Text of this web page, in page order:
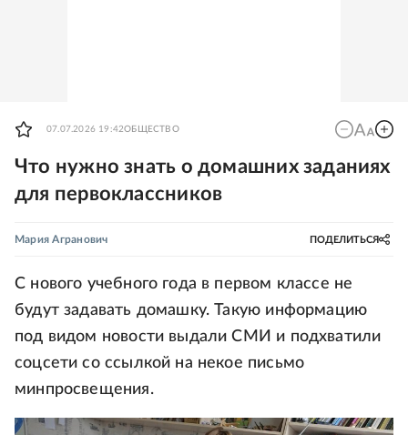
07.07.2026 19:42ОБЩЕСТВО
Что нужно знать о домашних заданиях
для первоклассников
Мария Агранович ПОДЕЛИТЬСЯ
С нового учебного года в первом классе не
будут задавать домашку. Такую информацию
под видом новости выдали СМИ и подхватили
соцсети со ссылкой на некое письмо
минпросвещения.